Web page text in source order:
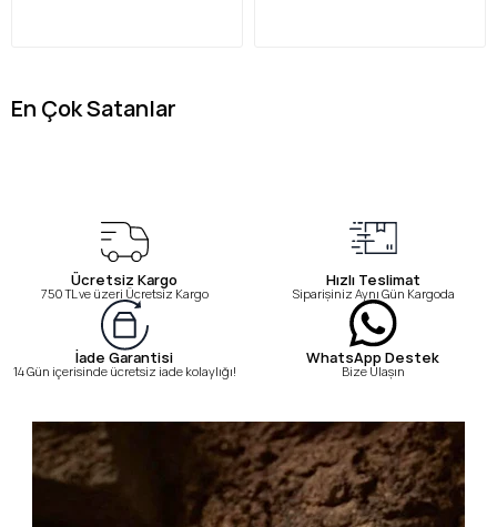
En Çok Satanlar
Ücretsiz Kargo
750 TL ve üzeri Ücretsiz Kargo
Hızlı Teslimat
Siparişiniz Aynı Gün Kargoda
İade Garantisi
14 Gün içerisinde ücretsiz iade kolaylığı!
WhatsApp Destek
Bize Ulaşın